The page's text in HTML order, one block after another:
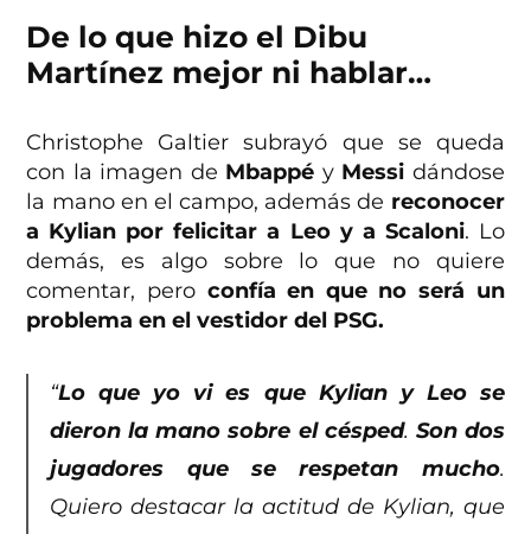
De lo que hizo el Dibu
Martínez mejor ni hablar…
Christophe Galtier subrayó que se queda
con la imagen de Mbappé y Messi dándose
la mano en el campo, además de reconocer
a Kylian por felicitar a Leo y a Scaloni. Lo
demás, es algo sobre lo que no quiere
comentar, pero confía en que no será un
problema en el vestidor del PSG.
“Lo que yo vi es que Kylian y Leo se
dieron la mano sobre el césped. Son dos
jugadores que se respetan mucho.
Quiero destacar la actitud de Kylian, que